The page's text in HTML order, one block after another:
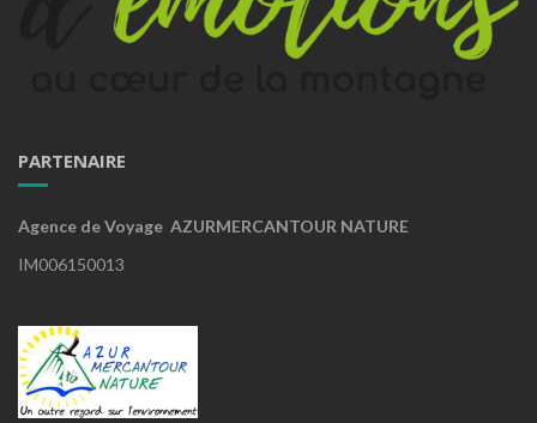
PARTENAIRE
Agence de Voyage AZURMERCANTOUR NATURE
IM006150013